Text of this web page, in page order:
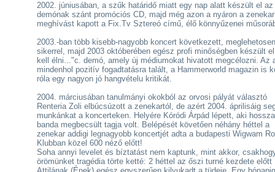
2002. júniusában, a szűk határidő miatt egy nap alatt készült el az
demónak szánt promóciós CD, majd még azon a nyáron a zenekar
meghívást kapott a Fix.Tv Sztereó című, élő könnyűzenei
2003.-ban több kisebb-nagyobb koncert következett,
sikerrel, majd 2003 októberében egész profi minőségben készült
kell élni..."c. demó, amely új médiumokat hivatott megcélozni. Az
mindenhol pozitív fogadtatásra talált, a Hammerworld magazin is
róla egy nagyon jó hangvételu kritikát.
2004. márciusában tanulmányi okokból az orvosi pályát választó
Renteria Zoli elbúcsúzott a zenekartól, de azért 2004. áprilisáig
munkánkat a koncerteken. Helyére Kóródi Árpád lépett, aki
banda megbecsült tagja volt. Belépését követően néhány héttel a
zenekar addigi legnagyobb koncertjét adta a budapesti Wigwam
Klubban közel 600 néző előtt!
Soha annyi levelet és bíztatást nem kaptunk, mint akkor,
örömünket tragédia törte ketté: 2 héttel az őszi turné kezdete előtt